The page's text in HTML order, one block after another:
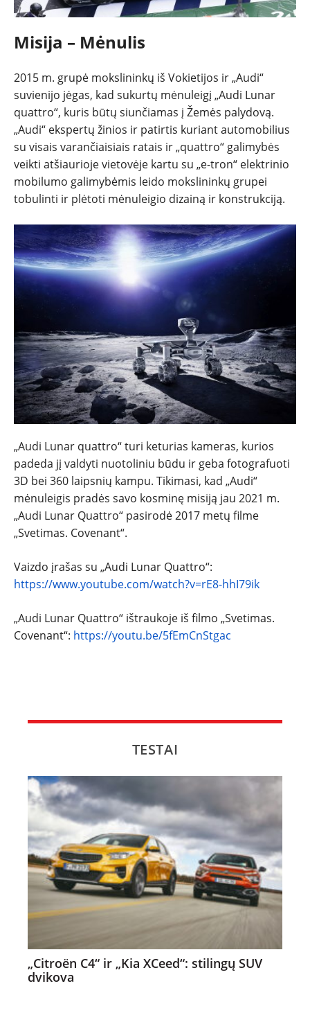
Misija – Mėnulis
2015 m. grupė mokslininkų iš Vokietijos ir „Audi“
suvienijo jėgas, kad sukurtų mėnuleigį „Audi Lunar
quattro“, kuris būtų siunčiamas į Žemės palydovą.
„Audi“ ekspertų žinios ir patirtis kuriant automobilius
su visais varančiaisiais ratais ir „quattro“ galimybės
veikti atšiaurioje vietovėje kartu su „e-tron“ elektrinio
mobilumo galimybėmis leido mokslininkų grupei
tobulinti ir plėtoti mėnuleigio dizainą ir konstrukciją.
„Audi Lunar quattro“ turi keturias kameras, kurios
padeda jį valdyti nuotoliniu būdu ir geba fotografuoti
3D bei 360 laipsnių kampu. Tikimasi, kad „Audi“
mėnuleigis pradės savo kosminę misiją jau 2021 m.
„Audi Lunar Quattro“ pasirodė 2017 metų filme
„Svetimas. Covenant“.
Vaizdo įrašas su „Audi Lunar Quattro“:
https://www.youtube.com/watch?v=rE8-hhI79ik
„Audi Lunar Quattro“ ištraukoje iš filmo „Svetimas.
Covenant“: https://youtu.be/5fEmCnStgac
TESTAI
„Citroën C4“ ir „Kia XCeed“: stilingų SUV
dvikova